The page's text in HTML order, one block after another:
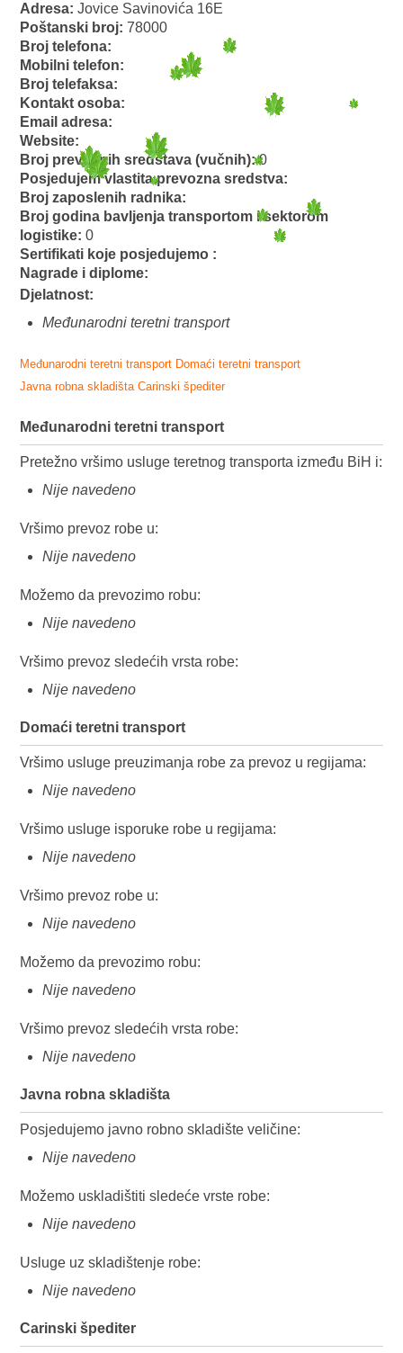
Adresa:Jovice Savinovića 16E
Poštanski broj:78000
Broj telefona:
Mobilni telefon:
Broj telefaksa:
Kontakt osoba:
Email adresa:
Website:
Broj prevoznih sredstava (vučnih):0
Posjedujem vlastita prevozna sredstva:
Broj zaposlenih radnika:
Broj godina bavljenja transportom i sektorom
logistike:0
Sertifikati koje posjedujemo :
Nagrade i diplome:
Djelatnost:
Međunarodni teretni transport
Međunarodni teretni transport Domaći teretni transport
Javna robna skladišta Carinski špediter
Međunarodni teretni transport
Pretežno vršimo usluge teretnog transporta između BiH i:
Nije navedeno
Vršimo prevoz robe u:
Nije navedeno
Možemo da prevozimo robu:
Nije navedeno
Vršimo prevoz sledećih vrsta robe:
Nije navedeno
Domaći teretni transport
Vršimo usluge preuzimanja robe za prevoz u regijama:
Nije navedeno
Vršimo usluge isporuke robe u regijama:
Nije navedeno
Vršimo prevoz robe u:
Nije navedeno
Možemo da prevozimo robu:
Nije navedeno
Vršimo prevoz sledećih vrsta robe:
Nije navedeno
Javna robna skladišta
Posjedujemo javno robno skladište veličine:
Nije navedeno
Možemo uskladištiti sledeće vrste robe:
Nije navedeno
Usluge uz skladištenje robe:
Nije navedeno
Carinski špediter